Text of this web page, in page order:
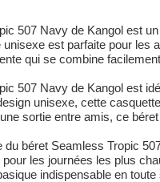
507 Navy de Kangol est
est parfaite pour les
qui se combine
507 Navy de Kangol est
unisexe, cette
sortie entre amis, ce
du béret Seamless Tropic
les journées les plus
indispensable en toute